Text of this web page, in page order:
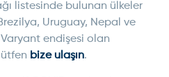
listesinde bulunan ülkeler
Uruguay, Nepal ve
endişesi olan
bize ulaşın.